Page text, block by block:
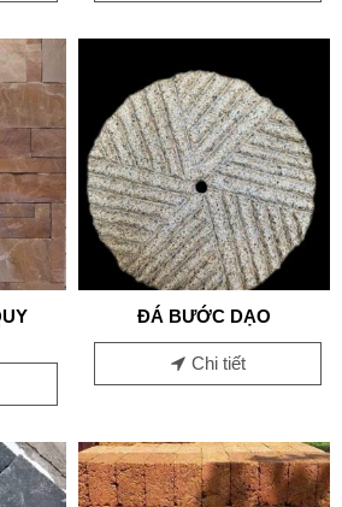
ĐÁ BƯỚC DẠO
Chi tiết